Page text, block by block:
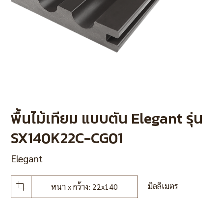
พื้นไม้เทียม แบบตัน Elegant รุ่น
SX140K22C-CG01
Elegant
หนา x กว้าง: 22x140 มิลลิเมตร